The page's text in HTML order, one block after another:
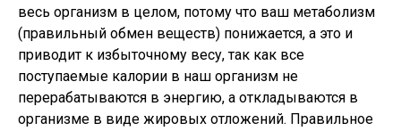
весь организм в целом, потому что ваш метаболизм
(правильный обмен веществ) понижается, а это и
приводит к избыточному весу, так как все
поступаемые калории в наш организм не
перерабатываются в энергию, а откладываются в
организме в виде жировых отложений. Правильное